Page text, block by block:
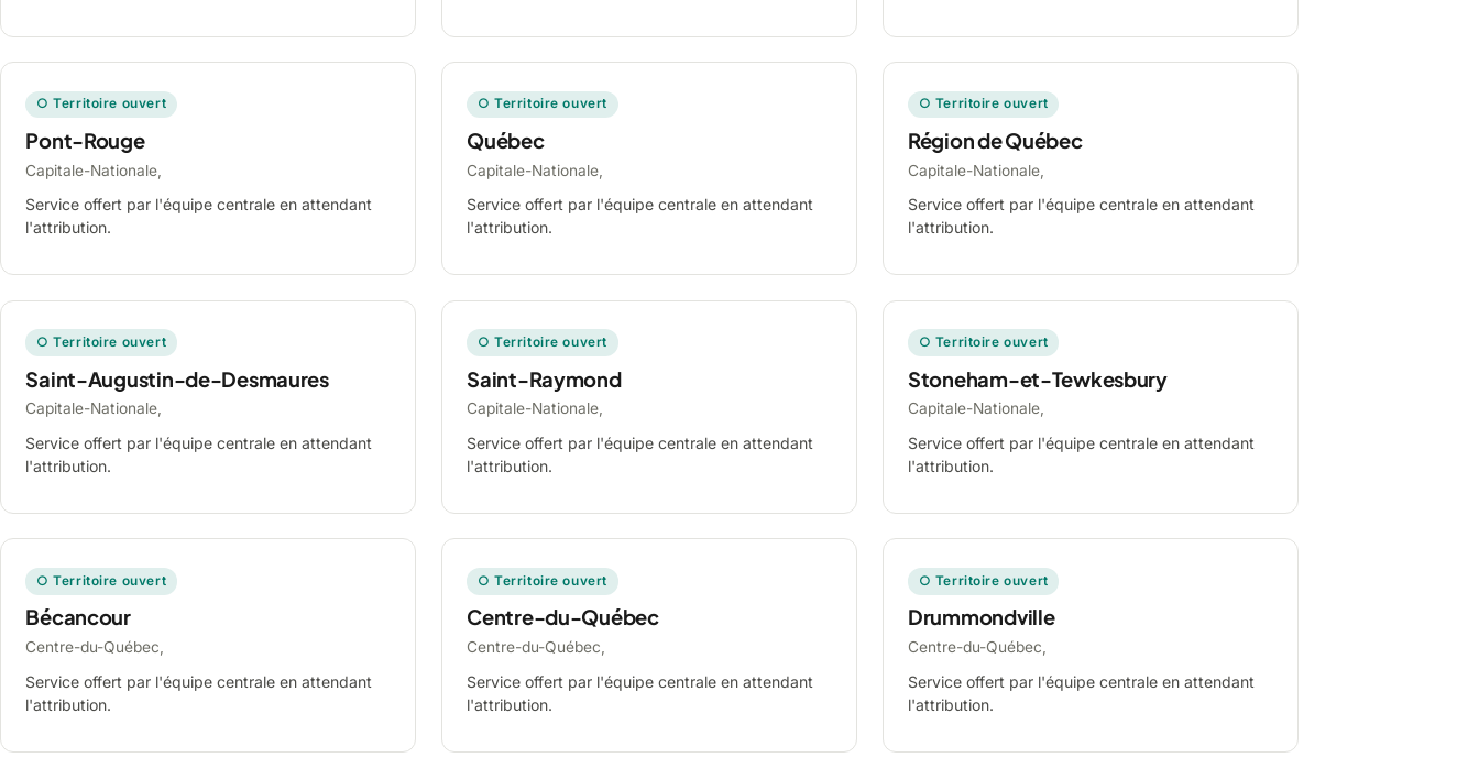
○ Territoire ouvert
Pont-Rouge
Capitale-Nationale,
Service offert par l'équipe centrale en attendant
l'attribution.
○ Territoire ouvert
Québec
Capitale-Nationale,
Service offert par l'équipe centrale en attendant
l'attribution.
○ Territoire ouvert
Région de Québec
Capitale-Nationale,
Service offert par l'équipe centrale en attendant
l'attribution.
○ Territoire ouvert
Saint-Augustin-de-Desmaures
Capitale-Nationale,
Service offert par l'équipe centrale en attendant
l'attribution.
○ Territoire ouvert
Saint-Raymond
Capitale-Nationale,
Service offert par l'équipe centrale en attendant
l'attribution.
○ Territoire ouvert
Stoneham-et-Tewkesbury
Capitale-Nationale,
Service offert par l'équipe centrale en attendant
l'attribution.
○ Territoire ouvert
Bécancour
Centre-du-Québec,
Service offert par l'équipe centrale en attendant
l'attribution.
○ Territoire ouvert
Centre-du-Québec
Centre-du-Québec,
Service offert par l'équipe centrale en attendant
l'attribution.
○ Territoire ouvert
Drummondville
Centre-du-Québec,
Service offert par l'équipe centrale en attendant
l'attribution.